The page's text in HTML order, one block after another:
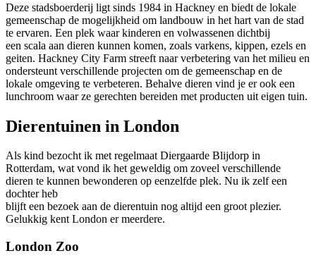
Deze stadsboerderij ligt sinds 1984 in Hackney en biedt de lokale
gemeenschap de mogelijkheid om landbouw in het hart van de stad
te ervaren. Een plek waar kinderen en volwassenen dichtbij
een scala aan dieren kunnen komen, zoals varkens, kippen, ezels en
geiten. Hackney City Farm streeft naar verbetering van het milieu en
ondersteunt verschillende projecten om de gemeenschap en de
lokale omgeving te verbeteren. Behalve dieren vind je er ook een
lunchroom waar ze gerechten bereiden met producten uit eigen tuin.
Dierentuinen in London
Als kind bezocht ik met regelmaat Diergaarde Blijdorp in
Rotterdam, wat vond ik het geweldig om zoveel verschillende
dieren te kunnen bewonderen op eenzelfde plek. Nu ik zelf een
dochter heb
blijft een bezoek aan de dierentuin nog altijd een groot plezier.
Gelukkig kent London er meerdere.
London Zoo